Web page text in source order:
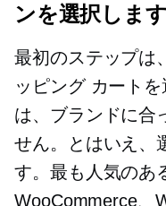
ンを選択します
最初のステップは
ッピング カート
は、ブランドに合
せん。とはいえ、
す。最も人気のあ
WooCommerce、